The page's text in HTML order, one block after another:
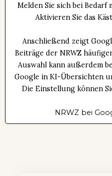
Melden Sie sich bei
Aktivieren Sie das
Anschließend zeigt
Beiträge der NRWZ
Auswahl kann außerdem
Google in KI-Übersichten
Die Einstellung können
NRWZ bei